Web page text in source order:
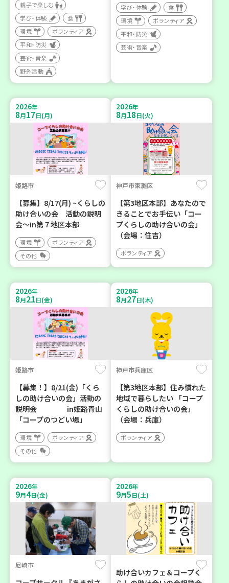
親子で楽しむ
学び・体験
食
環境
ボランティア
平和・防災
芸術・音楽
野外活動
学び・体験
食
環境
ボランティア
平和・防災
芸術・音楽
2026年
8月17日(月)
姫路市
【募集】8/17(月) ~くらしの
助け合いの会 活動の説明
会～in第７地区本部
環境
ボランティア
その他
2026年
8月18日(火)
神戸市東灘区
【第3地区本部】あなたので
きることでお手伝い「コー
プくらしの助け合いの会」
（会場：住吉）
ボランティア
2026年
8月21日(金)
姫路市
【募集！】8/21(金)「くら
しの助け合いの会」活動の
説明会 in姫路青山
「コープのつどい場」
環境
ボランティア
その他
2026年
8月27日(木)
神戸市兵庫区
【第3地区本部】住み慣れた
地域で暮らしたい 「コープ
くらしの助け合いの会」
（会場：兵庫）
ボランティア
2026年
9月4日(金)
尼崎市
2026年
9月5日(土)
助け合いカフェ＆コープく